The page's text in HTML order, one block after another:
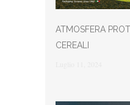
ATMOSFERA
CEREALI